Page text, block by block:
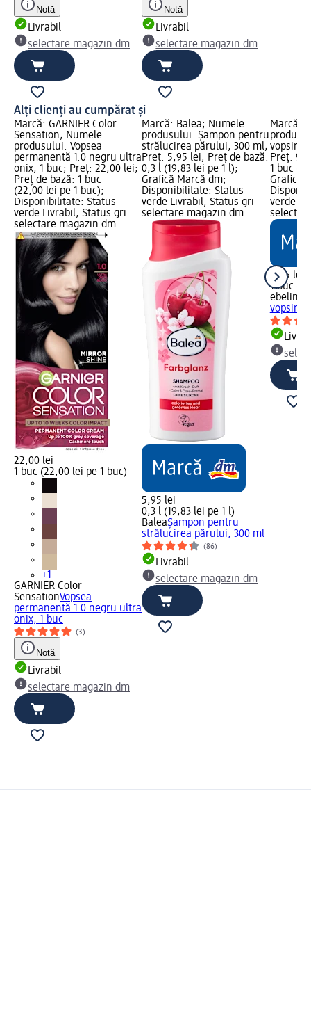
Notă
Livrabil
selectare magazin dm
Notă
Livrabil
selectare magazin dm
Alți clienți au cumpărat și
Marcă: GARNIER Color
Sensation; Numele
produsului: Vopsea
permanentă 1.0 negru ultra
onix, 1 buc; Preț: 22,00 lei;
Preț de bază: 1 buc
(22,00 lei pe 1 buc);
Disponibilitate: Status
verde Livrabil, Status gri
selectare magazin dm
22,00 lei
1 buc (22,00 lei pe 1 buc)
+1
GARNIER Color
SensationVopsea
permanentă 1.0 negru ultra
onix, 1 buc
(3)
Notă
Livrabil
selectare magazin dm
Marcă: Balea; Numele
produsului: Șampon pentru
strălucirea părului, 300 ml;
Preț: 5,95 lei; Preț de bază:
0,3 l (19,83 lei pe 1 l);
Grafică Marcă dm;
Disponibilitate: Status
verde Livrabil, Status gri
selectare magazin dm
5,95 lei
0,3 l (19,83 lei pe 1 l)
BaleaȘampon pentru
strălucirea părului, 300 ml
(86)
Livrabil
selectare magazin dm
Marcă:
Preț:
1 buc
Grafică
verde
9,95 lei
1 buc
ebelin